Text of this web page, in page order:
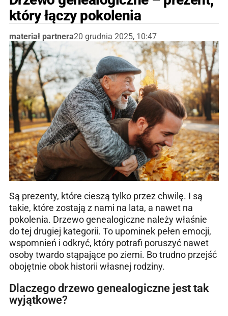
który łączy pokolenia
materiał partnera20 grudnia 2025, 10:47
Są prezenty, które cieszą tylko przez chwilę. I są
takie, które zostają z nami na lata, a nawet na
pokolenia. Drzewo genealogiczne należy właśnie
do tej drugiej kategorii. To upominek pełen emocji,
wspomnień i odkryć, który potrafi poruszyć nawet
osoby twardo stąpające po ziemi. Bo trudno przejść
obojętnie obok historii własnej rodziny.
Dlaczego drzewo genealogiczne jest tak
wyjątkowe?